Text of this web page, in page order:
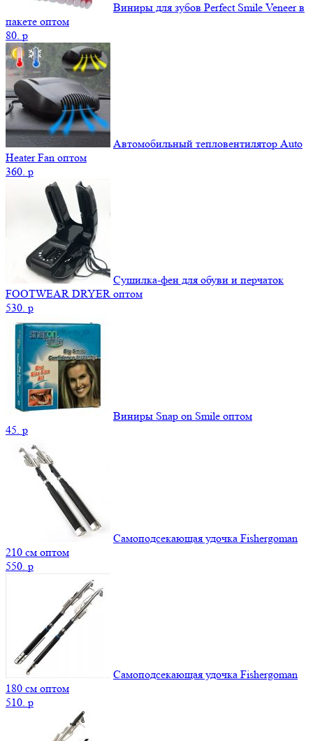
Виниры для зубов Perfect Smile Veneer в
пакете оптом
80. p
Автомобильный тепловентилятор Auto
Heater Fan оптом
360. p
Сушилка-фен для обуви и перчаток
FOOTWEAR DRYER оптом
530. p
Виниры Snap on Smile оптом
45. p
Самоподсекающая удочка Fishergoman
210 см оптом
550. p
Самоподсекающая удочка Fishergoman
180 см оптом
510. p